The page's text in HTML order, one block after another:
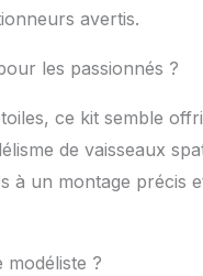
avertis.
les passionnés ?
ce kit semble
de vaisseaux
un montage précis
modéliste ?